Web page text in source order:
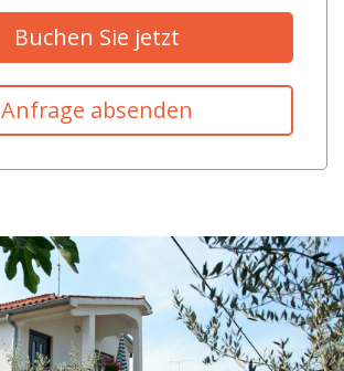
Buchen Sie jetzt
Anfrage absenden